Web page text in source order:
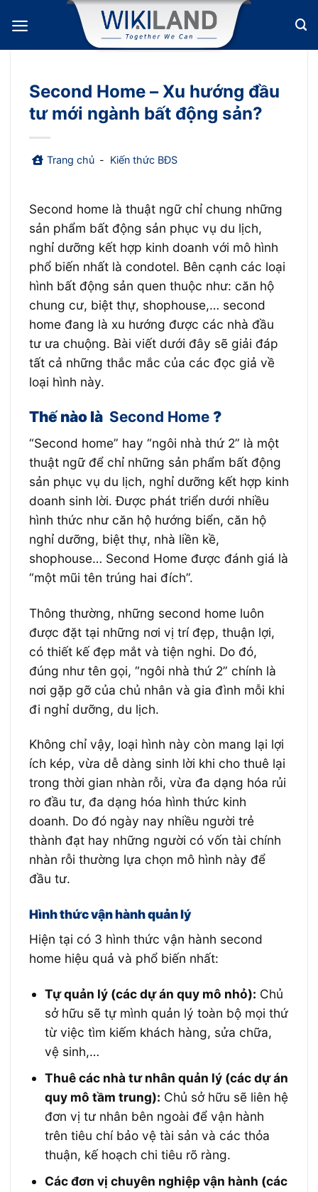
qua
nội
Second Home – Xu hướng đầu
tư mới ngành bất động sản?
Trang chủ - Kiến thức BĐS
Second home là thuật ngữ chỉ chung những
sản phẩm bất động sản phục vụ du lịch,
nghỉ dưỡng kết hợp kinh doanh với mô hình
phổ biến nhất là condotel. Bên cạnh các loại
hình bất động sản quen thuộc như: căn hộ
chung cư, biệt thự, shophouse,… second
home đang là xu hướng được các nhà đầu
tư ưa chuộng. Bài viết dưới đây sẽ giải đáp
tất cả những thắc mắc của các đọc giả về
loại hình này.
Thế nào là Second Home ?
“Second home” hay “ngôi nhà thứ 2” là một
thuật ngữ để chỉ những sản phẩm bất động
sản phục vụ du lịch, nghỉ dưỡng kết hợp kinh
doanh sinh lời. Được phát triển dưới nhiều
hình thức như căn hộ hướng biển, căn hộ
nghỉ dưỡng, biệt thự, nhà liền kề,
shophouse… Second Home được đánh giá là
“một mũi tên trúng hai đích”.
Thông thường, những second home luôn
được đặt tại những nơi vị trí đẹp, thuận lợi,
có thiết kế đẹp mắt và tiện nghi. Do đó,
đúng như tên gọi, “ngôi nhà thứ 2” chính là
nơi gặp gỡ của chủ nhân và gia đình mỗi khi
đi nghỉ dưỡng, du lịch.
Không chỉ vậy, loại hình này còn mang lại lợi
ích kép, vừa dễ dàng sinh lời khi cho thuê lại
trong thời gian nhàn rỗi, vừa đa dạng hóa rủi
ro đầu tư, đa dạng hóa hình thức kinh
doanh. Do đó ngày nay nhiều người trẻ
thành đạt hay những người có vốn tài chính
nhàn rỗi thường lựa chọn mô hình này để
đầu tư.
Hình thức vận hành quản lý
Hiện tại có 3 hình thức vận hành second
home hiệu quả và phổ biến nhất:
Tự quản lý (các dự án quy mô nhỏ): Chủ
sở hữu sẽ tự mình quản lý toàn bộ mọi thứ
từ việc tìm kiếm khách hàng, sửa chữa,
vệ sinh,…
Thuê các nhà tư nhân quản lý (các dự án
quy mô tầm trung): Chủ sở hữu sẽ liên hệ
đơn vị tư nhân bên ngoài để vận hành
trên tiêu chí bảo vệ tài sản và các thỏa
thuận, kế hoạch chi tiêu rõ ràng.
Các đơn vị chuyên nghiệp vận hành (các